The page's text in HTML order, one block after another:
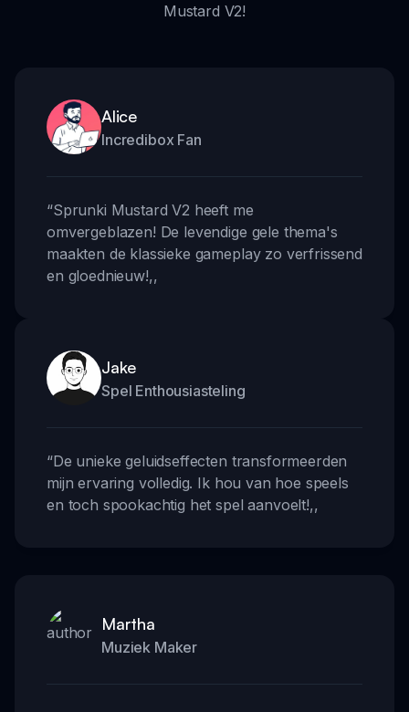
Mustard V2!
Alice
Incredibox Fan
“Sprunki Mustard V2 heeft me
omvergeblazen! De levendige gele thema's
maakten de klassieke gameplay zo verfrissend
en gloednieuw!,,
Jake
Spel Enthousiasteling
“De unieke geluidseffecten transformeerden
mijn ervaring volledig. Ik hou van hoe speels
en toch spookachtig het spel aanvoelt!,,
Martha
Muziek Maker